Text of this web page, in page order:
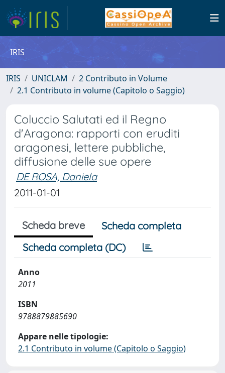
IRIS
IRIS UNICLAM
2 Contributo in Volume
2.1 Contributo in volume (Capitolo o Saggio)
Coluccio Salutati ed il Regno
d'Aragona: rapporti con eruditi
aragonesi, lettere pubbliche,
diffusione delle sue opere
DE ROSA, Daniela
2011-01-01
Scheda breve
Scheda completa
Scheda completa (DC)
Anno
2011
ISBN
9788879885690
Appare nelle tipologie:
2.1 Contributo in volume (Capitolo o Saggio)